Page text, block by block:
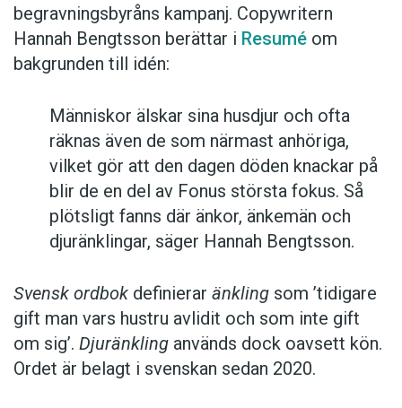
begravningsbyråns kampanj. Copywritern
Hannah Bengtsson berättar i Resumé om
bakgrunden till idén:
Människor älskar sina husdjur och ofta
räknas även de som närmast anhöriga,
vilket gör att den dagen döden knackar på
blir de en del av Fonus största fokus. Så
plötsligt fanns där änkor, änkemän och
djuränklingar, säger Hannah Bengtsson.
Svensk ordbok definierar änkling som ’tidigare
gift man vars hustru av­lidit och som inte gift
om sig’. Djuränkling används dock oavsett kön.
Ordet är belagt i svenskan sedan 2020.